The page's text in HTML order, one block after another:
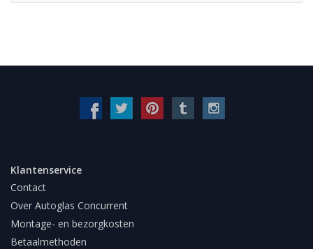
Klantenservice
Contact
Over Autoglas Concurrent
Montage- en bezorgkosten
Betaalmethoden